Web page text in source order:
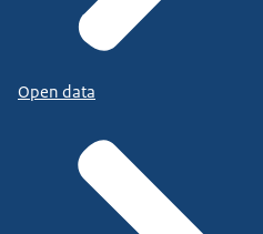
Open data